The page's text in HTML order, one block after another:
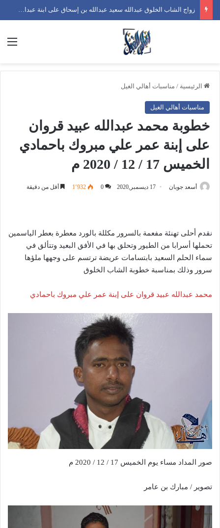
زواج الشاب الخلوق أحمد محمد أحمد بن فضل على ابنة صلاح سعيد أحمد بن دحمان الجمعة 26 / 12 / 2025 م
الرئيسية / مناسبات أهالي الغيل
مناسبات أهالي الغيل
خطوبة محمد عبدالله عبيد قروان
على إبنة عمر علي مبروك باحمادي
الخميس 17 / 12 / 2020 م
أسعد جوبان 17 ديسمبر,2020 0 1٬932 أقل من دقيقة
نقدم أحلى تهنئة مفعمة بالسرور مكللة بالورد معطرة بعطر الياسمين
تحملها أسرابا من الطيور وتحلق بها في الأفق البعيد وتتألق في
سماء الحلم السعيد بابتسامات عريضة ترتسم على وجهها ملؤها
سرور وذلك بمناسبة خطوبة الشاب الخلوق
محمد عبدالله عبيد قروان على إبنة عمر علي مبروك باحمادي
صور المداد مساء يوم الخميس 17 / 12 / 2020 م
تصوير / مبارك بن عامر